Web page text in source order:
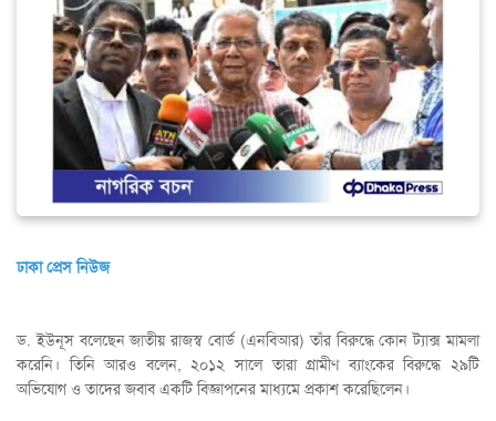
ঢাকা প্রেস নিউজ
ড. ইউনূস বলেছেন জাতীয় রাজস্ব বোর্ড (এনবিআর) তাঁর বিরুদ্ধে কোন ট্যাক্স মামলা
করেনি। তিনি আরও বলেন, ২০১২ সালে তারা গ্রামীণ ব্যাংকের বিরুদ্ধে ২৯টি
অভিযোগ ও তাদের জবাব একটি বিজ্ঞাপনের মাধ্যমে প্রকাশ করেছিলেন।